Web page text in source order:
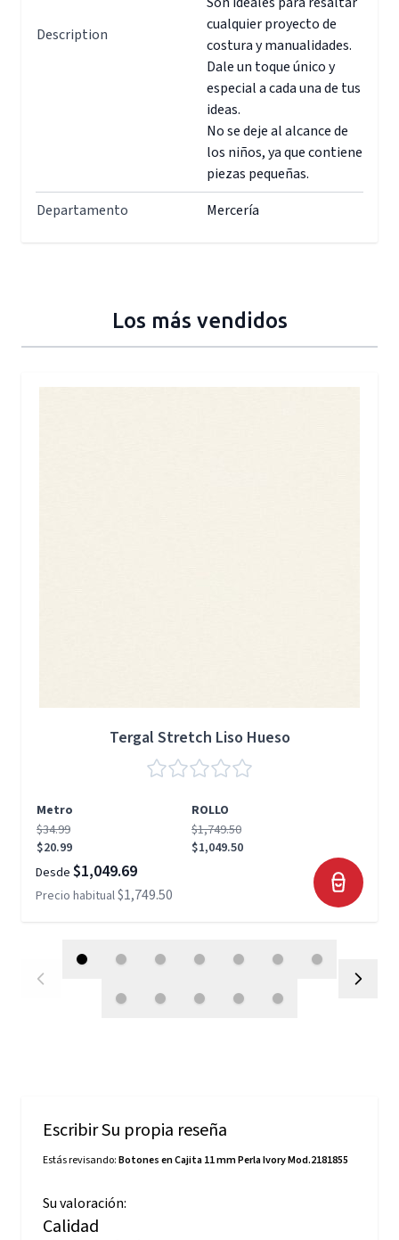
Description
cualquier proyecto de
costura y manualidades.
Dale un toque único y
especial a cada una de tus
ideas.
No se deje al alcance de
los niños, ya que contiene
piezas pequeñas.
Departamento
Mercería
Los más vendidos
Tergal Stretch Liso Hueso
Metro
ROLLO
$34.99
$20.99
$1,749.50
$1,049.50
Desde $1,049.69
Precio habitual$1,749.50
Escribir Su propia reseña
Estás revisando:Botones en Cajita 11 mm Perla Ivory Mod.2181855
Su valoración:
Calidad